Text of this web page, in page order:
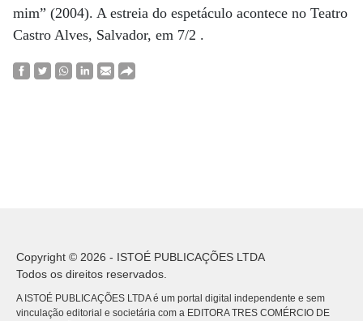
mim” (2004). A estreia do espetáculo acontece no Teatro
Castro Alves, Salvador, em 7/2 .
Copyright © 2026 - ISTOÉ PUBLICAÇÕES LTDA
Todos os direitos reservados.
A ISTOÉ PUBLICAÇÕES LTDA é um portal digital independente e sem
vinculação editorial e societária com a EDITORA TRES COMÉRCIO DE